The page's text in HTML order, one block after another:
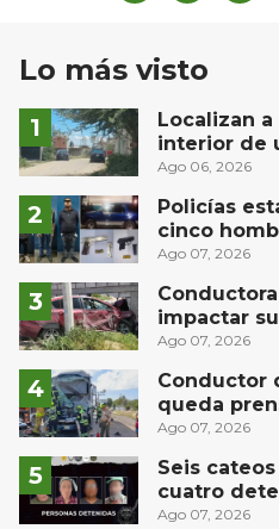
Lo más visto
Localizan
interior de
comunidad
Ago 06, 2026
Policías
cinco
Puebla
Ago 07, 2026
impactar
muro en
Ago 07, 2026
Conductor
queda
materialista
Ago 07, 2026
Seis
cuatro
dosis
Ago 07, 2026